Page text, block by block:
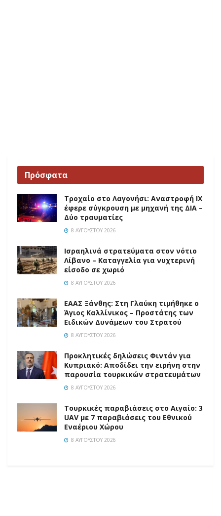
Πρόσφατα
Τροχαίο στο Λαγονήσι: Αναστροφή ΙΧ
έφερε σύγκρουση με μηχανή της ΔΙΑ –
Δύο τραυματίες
8 ΑΥΓΟΎΣΤΟΥ 2026
Ισραηλινά στρατεύματα στον νότιο
Λίβανο – Καταγγελία για νυχτερινή
είσοδο σε χωριό
8 ΑΥΓΟΎΣΤΟΥ 2026
EAAΣ Ξάνθης: Στη Γλαύκη τιμήθηκε ο
Άγιος Καλλίνικος – Προστάτης των
Ειδικών Δυνάμεων του Στρατού
8 ΑΥΓΟΎΣΤΟΥ 2026
Προκλητικές δηλώσεις Φιντάν για
Κυπριακό: Αποδίδει την ειρήνη στην
παρουσία τουρκικών στρατευμάτων
8 ΑΥΓΟΎΣΤΟΥ 2026
Τουρκικές παραβιάσεις στο Αιγαίο: 3
UAV με 7 παραβιάσεις του Εθνικού
Εναέριου Χώρου
8 ΑΥΓΟΎΣΤΟΥ 2026